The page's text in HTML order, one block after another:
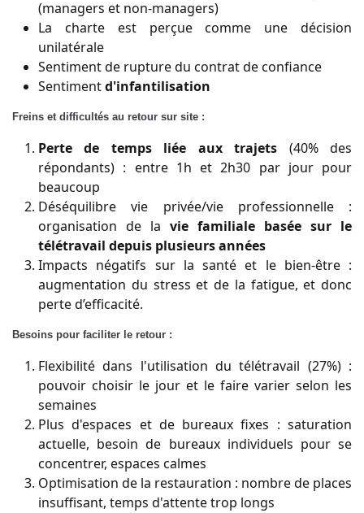
(managers et non-managers)
La charte est perçue comme une décision
unilatérale
Sentiment de rupture du contrat de confiance
Sentimentd'infantilisation
Freins et difficultés au retour sur site :
Perte de temps liée aux trajets (40% des
répondants) : entre 1h et 2h30 par jour pour
beaucoup
Déséquilibre vie privée/vie professionnelle :
organisation de la vie familiale basée sur le
télétravail depuis plusieurs années
Impacts négatifs sur la santé et le bien-être :
augmentation du stress et de la fatigue, et donc
perte d’efficacité.
Besoins pour faciliter le retour :
Flexibilité dans l'utilisation du télétravail (27%) :
pouvoir choisir le jour et le faire varier selon les
semaines
Plus d'espaces et de bureaux fixes : saturation
actuelle, besoin de bureaux individuels pour se
concentrer, espaces calmes
Optimisation de la restauration : nombre de places
insuffisant, temps d'attente trop longs